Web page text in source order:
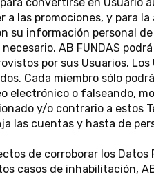
a las promociones, y para
su información personal
AB FUNDAS
por sus Usuarios.
Cada miembro sólo
electrónico o falseando,
y/o contrario a estos
las cuentas y hasta de
de corroborar los Datos
casos de inhabilitación,